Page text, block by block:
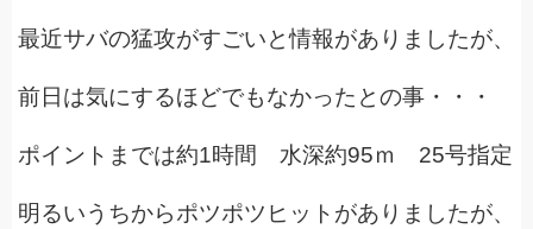
最近サバの猛攻がすごいと情報がありましたが、
前日は気にするほどでもなかったとの事・・・
ポイントまでは約1時間 水深約95ｍ 25号指定
明るいうちからポツポツヒットがありましたが、